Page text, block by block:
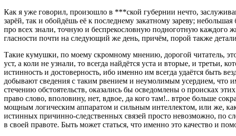
Как я уже говорил, произошло в ***ской губернии нечто,
зарёй, так и обойдёшь её к последнему закатному зареву;
про всех знали, точную и беспрекословную подноготную каждого
гласности почти на следующий же день, причём, порой также
Такие кумушки, по моему скромному мнению, дорогой читатель,
уст, а коли не узнали, то всегда найдётся уста и вторые, и третьи,
истинность и достоверность, ибо именно им всегда удаётся быть
добывают сведения с таким рвением и неумолимым усердием, что
стечению обстоятельств, оказались бы осведомлены о происках
право слово, вполовину, нет, вдвое, да кого там!.. втрое больше
мощным логическим аппаратом и сильным интеллектом, или же,
истинных причинно-следственных связей просто невозможно, по
в своей правоте. Быть может статься, что именно это качество и